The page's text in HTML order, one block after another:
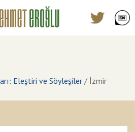
Eleştiri ve Söyleşiler / İzmir